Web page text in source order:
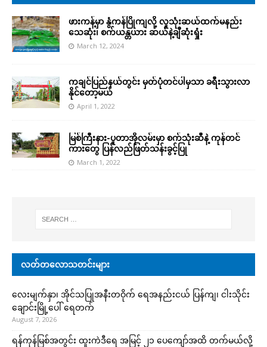
ဖားကန့်မှာ နွံကန်ပြိုကျလို့ လူသုံးဆယ်ထက်မနည်း
သေဆုံး၊ စက်ယန္တယား ဆယ်နဲ့ချီဆုံးရှုံး
March 12, 2024
ကချင်ပြည်နယ်တွင်း မှတ်ပုံတင်ပါမှသာ ခရီးသွားလာ
နိုင်တော့မယ်
April 1, 2022
မြစ်ကြီးနား-ပူတာအိုလမ်းမှာ စက်သုံးဆီနဲ့ ကုန်တင်
ကားတွေ ပြန်လည်ဖြတ်သန်းခွင့်ပြု
March 1, 2022
လတ်တလောသတင်းများ
လေးမျက်နှာ၊ အိုင်သပြုအနီးတဝိုက် ရေအနည်းငယ် ပြန်ကျ၊ ငါးသိုင်း
ချောင်းမြို့ပေါ် ရေတက်
August 7, 2026
ရန်ကုန်မြစ်အတွင်း ထူးကဲဒီရေ အ​မြင့် ၂၁ ပေကျော်အထိ တက်မယ်လို့